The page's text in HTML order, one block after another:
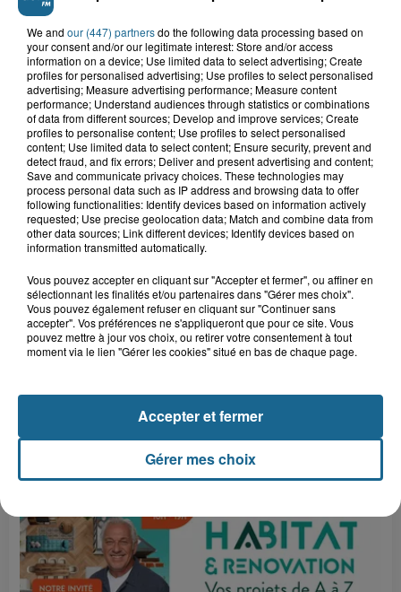
+ DE CADEAUX
Grand jeu de l'été : les cabines de plages
Gagnez vos entrées pour Dennlys
Parc
Gagnez vos entrées pour le parc
Bagatelle
Gagnez vos entrées pour Plopsaland
We and our (447) partnersdo the following data processing based on
your consent and/or our legitimate interest: Store and/or access
information on a device; Use limited data to select advertising; Create
profiles for personalised advertising; Use profiles to select personalised
advertising; Measure advertising performance; Measure content
performance; Understand audiences through statistics or combinations
of data from different sources; Develop and improve services; Create
profiles to personalise content; Use profiles to select personalised
content; Use limited data to select content; Ensure security, prevent and
detect fraud, and fix errors; Deliver and present advertising and content;
Save and communicate privacy choices. These technologies may
process personal data such as IP address and browsing data to offer
following functionalities: Identify devices based on information actively
requested; Use precise geolocation data; Match and combine data from
other data sources; Link different devices; Identify devices based on
information transmitted automatically.
Vous pouvez accepter en cliquant sur "Accepter et fermer", ou affiner en
sélectionnant les finalités et/ou partenaires dans "Gérer mes choix".
Vous pouvez également refuser en cliquant sur "Continuer sans
accepter". Vos préférences ne s'appliqueront que pour ce site. Vous
pouvez mettre à jour vos choix, ou retirer votre consentement à tout
moment via le lien "Gérer les cookies" situé en bas de chaque page.
Gérer mes choix
Accepter et fermer